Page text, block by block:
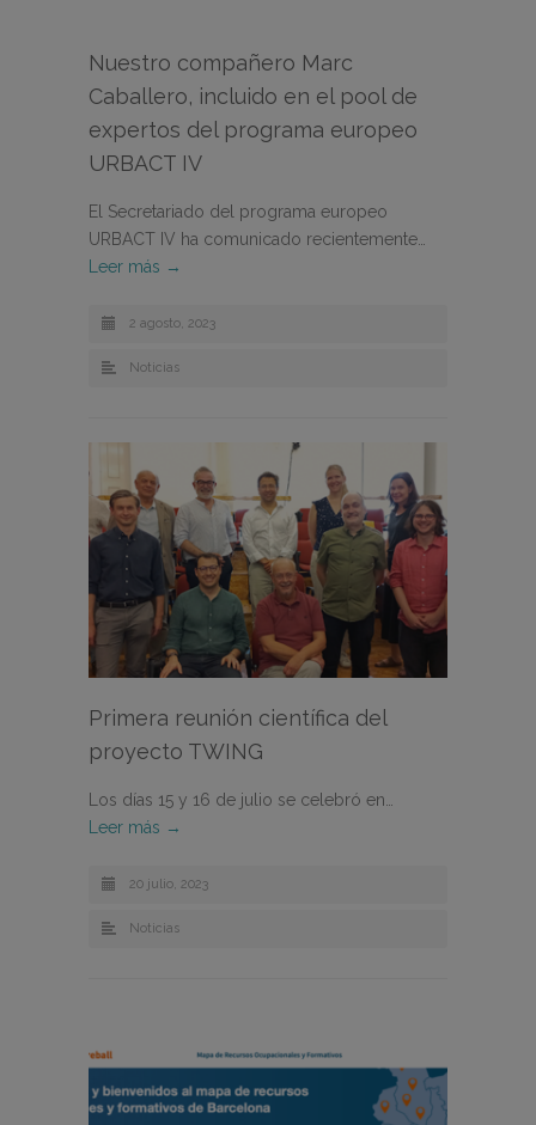
Nuestro compañero Marc
Caballero, incluido en el pool de
expertos del programa europeo
URBACT IV
El Secretariado del programa europeo
URBACT IV ha comunicado recientemente…
Leer más →
2 agosto, 2023
Noticias
Primera reunión científica del
proyecto TWING
Los días 15 y 16 de julio se celebró en…
Leer más →
20 julio, 2023
Noticias